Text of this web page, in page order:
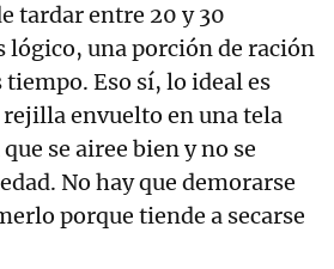
tardar entre 20 y 30
lógico, una porción de ración
Eso sí, lo ideal es
envuelto en una tela
se airee bien y no se
No hay que demorarse
porque tiende a secarse